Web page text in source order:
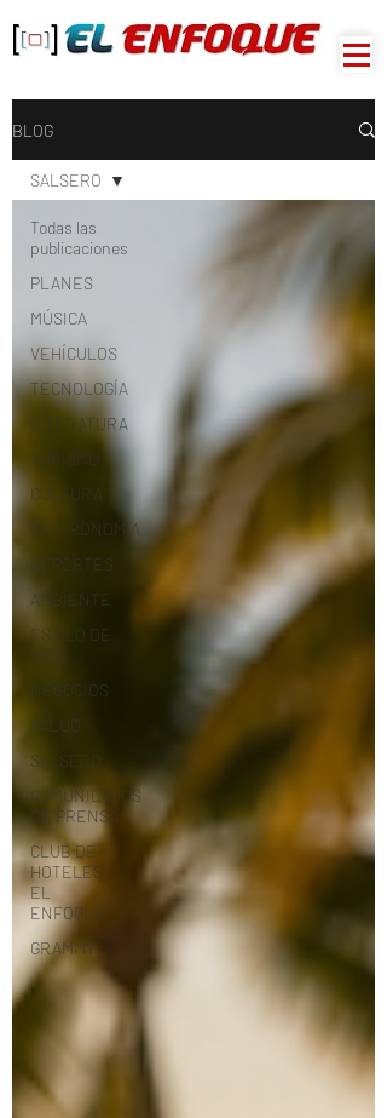
BLOG
Todas las
publicaciones
PLANES
MÚSICA
VEHÍCULOS
TECNOLOGÍA
LITERATURA
TURISMO
CULTURA
GASTRONOMÍA
DEPORTES
AMBIENTE
ESTILO DE
VIDA
NEGOCIOS
SALUD
SALSERO
COMUNICADOS
DE PRENSA
CLUB DE
HOTELES
EL
ENFOQUE
GRAMMY
SALSERO